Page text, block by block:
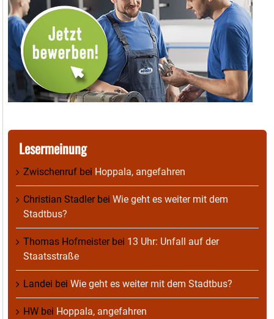
Lesermeinung
Zwischenruf bei Hoppala, angefahren
Christian Stadlerbei Wie geht es weiter mit dem
Stadtbus?
Thomas Hofmeisterbei 13 Uhr: Unfall auf der
Staatsstraße
Landei bei Wie geht es weiter mit dem Stadtbus?
HW bei Hoppala, angefahren